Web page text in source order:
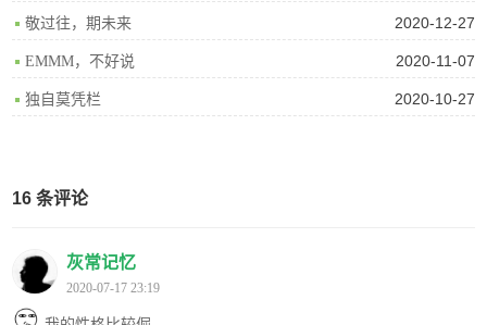
2020-12-27
敬过往，期未来
2020-11-07
EMMM，不好说
2020-10-27
独自莫凭栏
16 条评论
灰常记忆
2020-07-17 23:19